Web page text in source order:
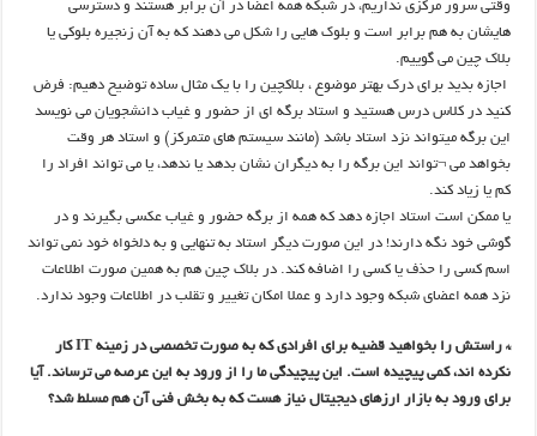
وقتی سرور مرکزی نداریم، در شبکه همه اعضا در آن برابر هستند و دسترسی
هایشان به هم برابر است و بلوک هایی را شکل می دهند که به آن زنجیره بلوکی یا
بلاک چین می گوییم.
اجازه بدید برای درک بهتر موضوع ، بلاکچین را با یک مثال ساده توضیح دهیم: فرض
کنید در کلاس درس هستید و استاد برگه ای از حضور و غیاب دانشجویان می نویسد
این برگه میتواند نزد استاد باشد (مانند سیستم های متمرکز) و استاد هر وقت
بخواهد می ¬تواند این برگه را به دیگران نشان بدهد یا ندهد، یا می تواند افراد را
کم یا زیاد کند.
یا ممکن است استاد اجازه دهد که همه از برگه حضور و غیاب عکسی بگیرند و در
گوشی خود نگه دارند! در این صورت دیگر استاد به تنهایی و به دلخواه خود نمی تواند
اسم کسی را حذف یا کسی را اضافه کند. در بلاک چین هم به همین صورت اطلاعات
نزد همه اعضای شبکه وجود دارد و عملا امکان تغییر و تقلب در اطلاعات وجود ندارد.
* راستش را بخواهید قضیه برای افرادی که به صورت تخصصی در زمینه IT کار
نکرده اند، کمی پیچیده است. این پیچیدگی ما را از ورود به این عرصه می ترساند. آیا
برای ورود به بازار ارزهای دیجیتال نیاز هست که به بخش فنی آن هم مسلط شد؟